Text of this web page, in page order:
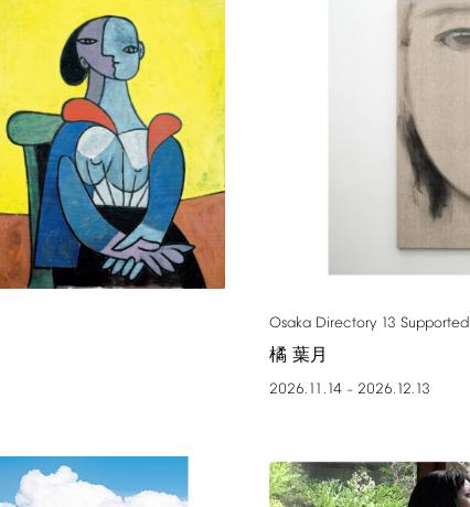
Osaka Directory 13 Supported
橘 葉月
2026.11.14 – 2026.12.13